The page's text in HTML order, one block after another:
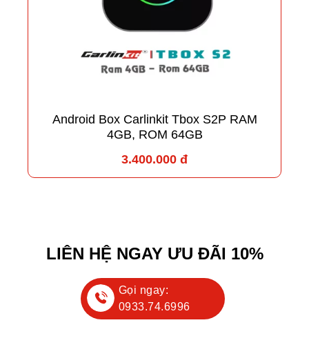
Android Box Carlinkit Tbox S2P RAM
4GB, ROM 64GB
3.400.000 đ
LIÊN HỆ NGAY ƯU ĐÃI 10%
Gọi ngay:
0933.74.6996